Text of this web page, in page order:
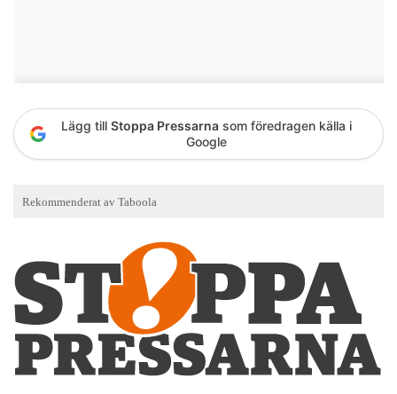
Lägg till Stoppa Pressarna som föredragen källa i
Google